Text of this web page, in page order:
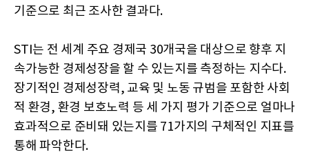
기준으로 최근 조사한 결과다.
STI는 전 세계 주요 경제국 30개국을 대상으로 향후 지
속가능한 경제성장을 할 수 있는지를 측정하는 지수다.
장기적인 경제성장력, 교육 및 노동 규범을 포함한 사회
적 환경, 환경 보호노력 등 세 가지 평가 기준으로 얼마나
효과적으로 준비돼 있는지를 71가지의 구체적인 지표를
통해 파악한다.